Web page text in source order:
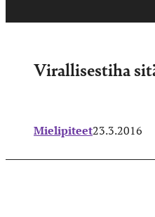
Virallisestiha
Mielipiteet23.3.2016